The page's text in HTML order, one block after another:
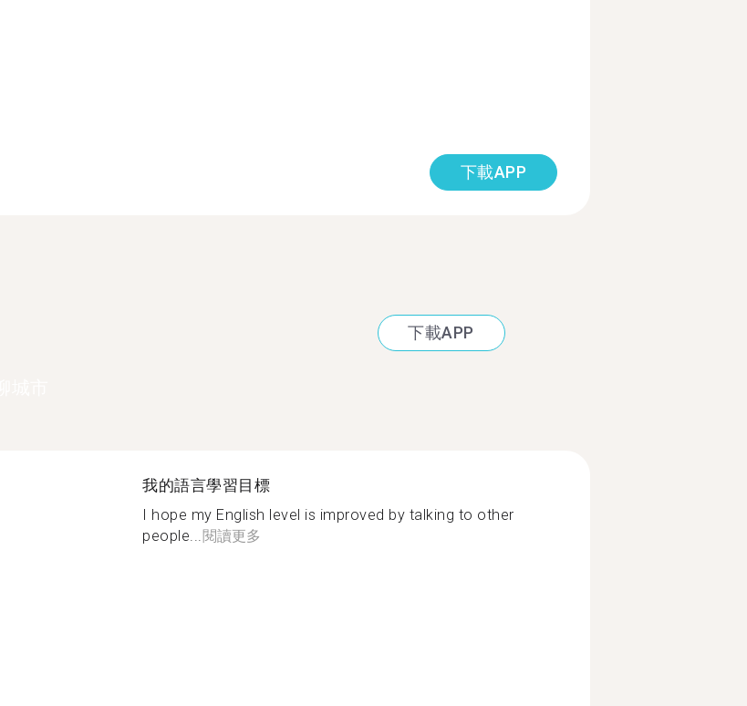
下載APP
下載APP
我的語言學習目標
I hope my English level is improved by talking to other
people... 閱讀更多